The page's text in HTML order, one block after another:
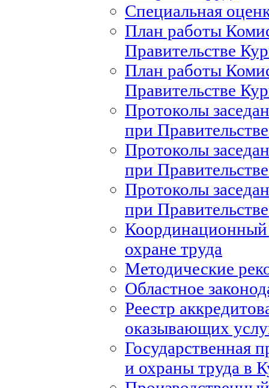
Специальная
План работы
Правительстве
План работы
Правительстве
Протоколы
при
Протоколы
при
Протоколы
при
Координационный
охране труда
Методические
Областное
Реестр
оказывающих
Государственная
и охраны труда в